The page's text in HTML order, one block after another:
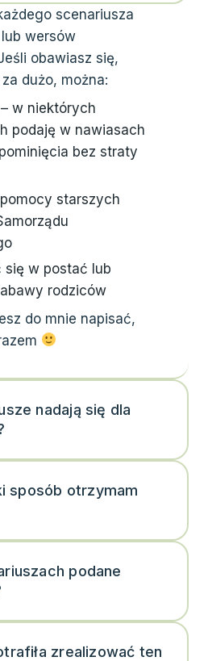
scenariusza
wersów
obawiasz się,
dużo, można:
w niektórych
podaję w nawiasach
bez straty
starszych
się w postać lub
rodziców
do mnie napisać,
nadają się dla
sposób otrzymam
podane
zrealizować ten